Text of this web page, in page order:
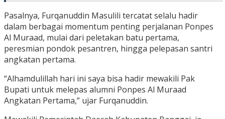
Pasalnya, Furqanuddin Masulili tercatat selalu hadir
dalam berbagai momentum penting perjalanan Ponpes
Al Muraad, mulai dari peletakan batu pertama,
peresmian pondok pesantren, hingga pelepasan santri
angkatan pertama.
“Alhamdulillah hari ini saya bisa hadir mewakili Pak
Bupati untuk melepas alumni Ponpes Al Muraad
Angkatan Pertama,” ujar Furqanuddin.